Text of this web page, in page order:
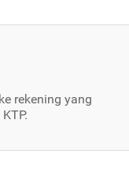
rekening yang